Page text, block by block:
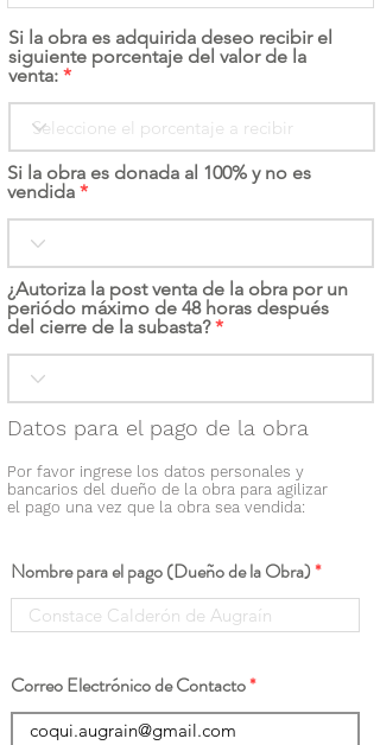
Si la obra es adquirida deseo recibir el
siguiente porcentaje del valor de la
venta:
Si la obra es donada al 100% y no es
vendida
¿Autoriza la post venta de la obra por un
periódo máximo de 48 horas después
del cierre de la subasta?
Datos para el pago de la obra
Por favor ingrese los datos personales y
bancarios del dueño de la obra para agilizar
el pago una vez que la obra sea vendida:
Nombre para el pago (Dueño de la Obra)
Correo Electrónico de Contacto